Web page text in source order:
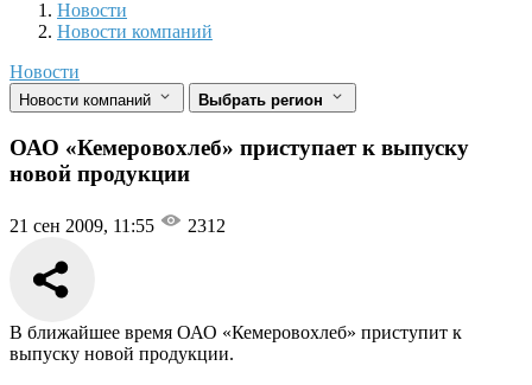
Новости
Разделы
Новости
Новости компаний
Новости
Новости компаний Выбрать регион
ОАО «Кемеровохлеб» приступает к выпуску
новой продукции
21 сен 2009, 11:55 2312
В ближайшее время ОАО «Кемеровохлеб» приступит к
выпуску новой продукции.